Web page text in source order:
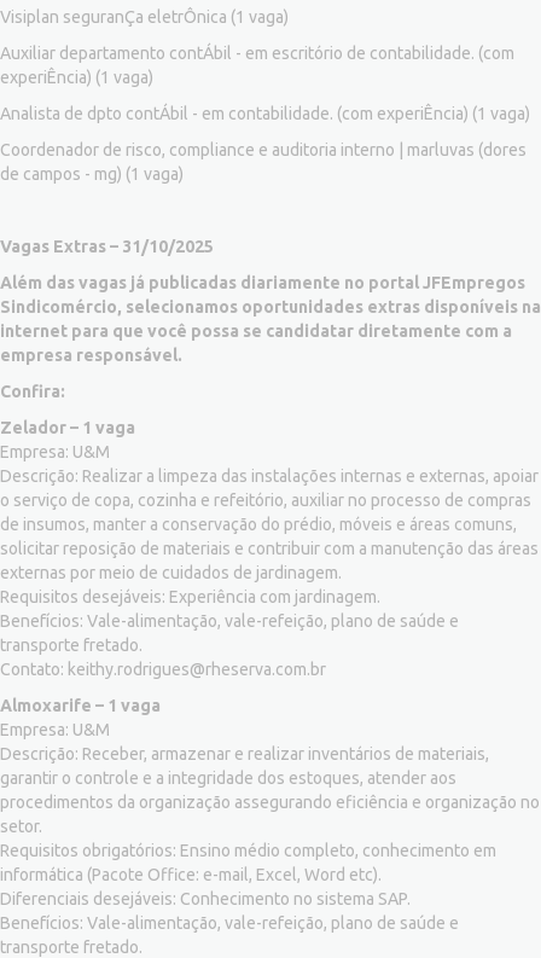
Visiplan seguranÇa eletrÔnica (1 vaga)
Auxiliar departamento contÁbil - em escritório de contabilidade. (com
experiÊncia) (1 vaga)
Analista de dpto contÁbil - em contabilidade. (com experiÊncia) (1 vaga)
Coordenador de risco, compliance e auditoria interno | marluvas (dores
de campos - mg) (1 vaga)
Vagas Extras – 31/10/2025
Além das vagas já publicadas diariamente no portal JFEmpregos
Sindicomércio, selecionamos oportunidades extras disponíveis na
internet para que você possa se candidatar diretamente com a
empresa responsável.
Confira:
Zelador – 1 vaga
Empresa: U&M
Descrição: Realizar a limpeza das instalações internas e externas, apoiar
o serviço de copa, cozinha e refeitório, auxiliar no processo de compras
de insumos, manter a conservação do prédio, móveis e áreas comuns,
solicitar reposição de materiais e contribuir com a manutenção das áreas
externas por meio de cuidados de jardinagem.
Requisitos desejáveis: Experiência com jardinagem.
Benefícios: Vale-alimentação, vale-refeição, plano de saúde e
transporte fretado.
Contato: keithy.rodrigues@rheserva.com.br
Almoxarife – 1 vaga
Empresa: U&M
Descrição: Receber, armazenar e realizar inventários de materiais,
garantir o controle e a integridade dos estoques, atender aos
procedimentos da organização assegurando eficiência e organização no
setor.
Requisitos obrigatórios: Ensino médio completo, conhecimento em
informática (Pacote Office: e-mail, Excel, Word etc).
Diferenciais desejáveis: Conhecimento no sistema SAP.
Benefícios: Vale-alimentação, vale-refeição, plano de saúde e
transporte fretado.